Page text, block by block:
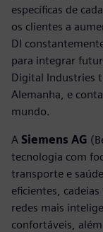
específicas de
os clientes a
DI
para integrar
Digital Industries
Alemanha, e
mundo.
A Siemens AG
tecnologia com
transporte e
eficientes,
redes mais
confortáveis,